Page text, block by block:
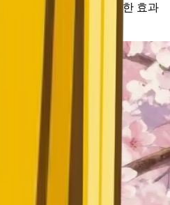
화 한 장면을 잘라낸 듯한 효과